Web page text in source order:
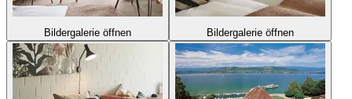
Bildergalerie öffnen Bildergalerie öffnen